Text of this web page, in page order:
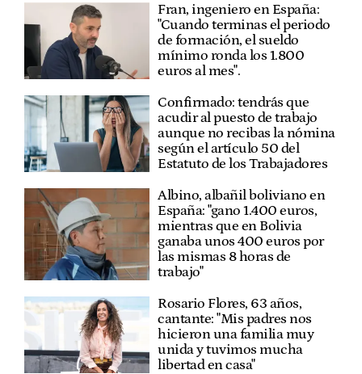
Fran, ingeniero en España:
"Cuando terminas el periodo
de formación, el sueldo
mínimo ronda los 1.800
euros al mes".
Confirmado: tendrás que
acudir al puesto de trabajo
aunque no recibas la nómina
según el artículo 50 del
Estatuto de los Trabajadores
Albino, albañil boliviano en
España: "gano 1.400 euros,
mientras que en Bolivia
ganaba unos 400 euros por
las mismas 8 horas de
trabajo"
Rosario Flores, 63 años,
cantante: "Mis padres nos
hicieron una familia muy
unida y tuvimos mucha
libertad en casa"